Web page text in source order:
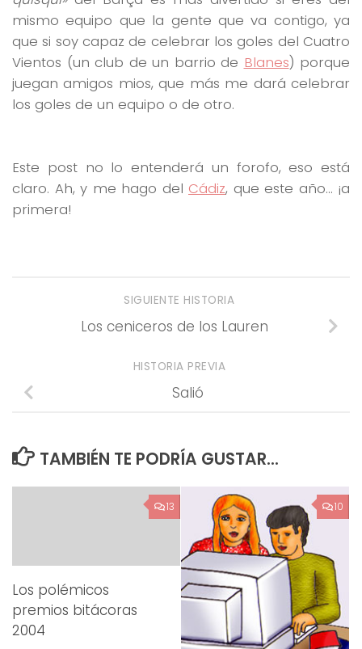
mismo equipo que la gente que va contigo, ya
que si soy capaz de celebrar los goles del Cuatro
Vientos (un club de un barrio de Blanes) porque
juegan amigos mios, que más me dará celebrar
los goles de un equipo o de otro.
Este post no lo entenderá un forofo, eso está
claro. Ah, y me hago del Cádiz, que este año… ¡a
primera!
SIGUIENTE HISTORIA
Los ceniceros de los Lauren
HISTORIA PREVIA
Salió
TAMBIÉN TE PODRÍA GUSTAR...
13
Los polémicos
premios bitácoras
2004
10